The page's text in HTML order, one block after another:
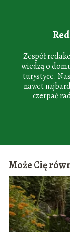
Zespół
wiedzą o
turystyce.
nawet
czerpać
Może Cię